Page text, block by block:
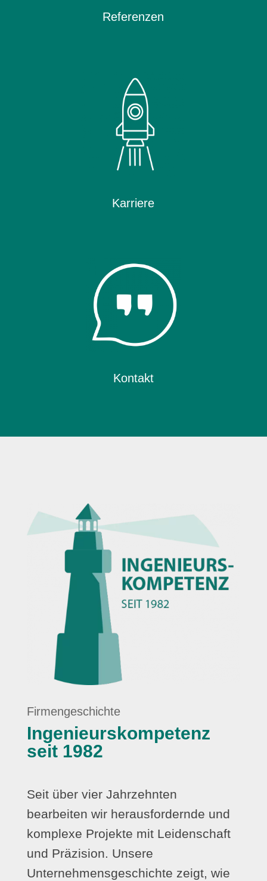
Referenzen
Karriere
Kontakt
Firmengeschichte
Ingenieurskompetenz
seit 1982
Seit über vier Jahrzehnten
bearbeiten wir herausfordernde und
komplexe Projekte mit Leidenschaft
und Präzision. Unsere
Unternehmensgeschichte zeigt, wie